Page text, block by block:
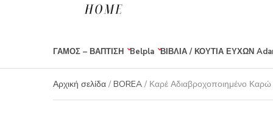
y
n
a
m
ΓΑΜΟΣ – ΒΑΠΤΙΣΗ Belpla ΒΙΒΛΙΑ / ΚΟΥΤΙΑ ΕΥΧΩΝ
Αρχική σελίδα / BOREA / Καρέ Αδιαβροχοποιημένο Καρώ